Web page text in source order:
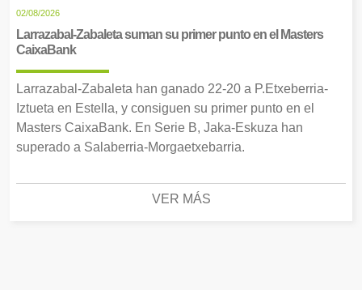
02/08/2026
Larrazabal-Zabaleta suman su primer punto en el Masters
CaixaBank
Larrazabal-Zabaleta han ganado 22-20 a P.Etxeberria-
Iztueta en Estella, y consiguen su primer punto en el
Masters CaixaBank. En Serie B, Jaka-Eskuza han
superado a Salaberria-Morgaetxebarria.
VER MÁS